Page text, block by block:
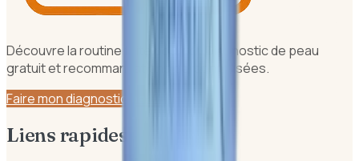
Découvre la routine faite pour toi. Diagnostic de peau
gratuit et recommandations personnalisées.
Faire mon diagnostic peau
Liens rapides